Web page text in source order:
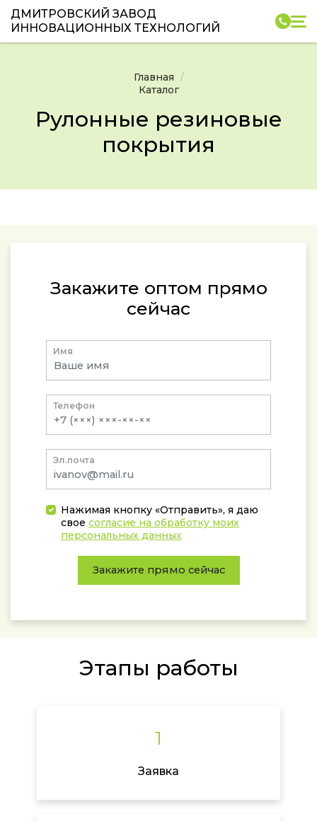
ДМИТРОВСКИЙ ЗАВОД
ИННОВАЦИОННЫХ ТЕХНОЛОГИЙ
Главная
Каталог
Рулонные резиновые
покрытия
Закажите оптом прямо
сейчас
Имя
Телефон
Эл.почта
Нажимая кнопку «Отправить», я даю
свое согласие на обработку моих
персональных данных
Закажите прямо сейчас
Этапы работы
1
Заявка